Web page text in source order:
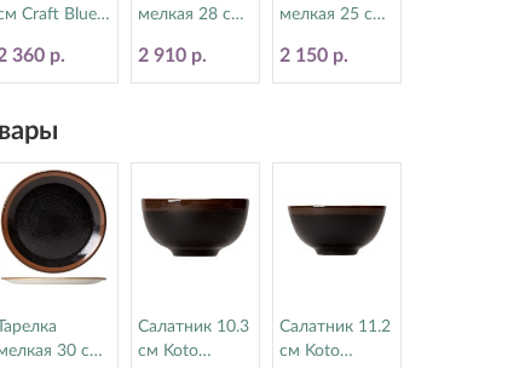
Craft Blue
360 р.
мелкая 28 см
Steelite
(Стилайт)
2 910 р.
мелкая 25 см
Steelite
(Стилайт)
2 150 р.
Тарелка
30 см
Салатник 10.3
см Koto
Салатник 11.2
см Koto